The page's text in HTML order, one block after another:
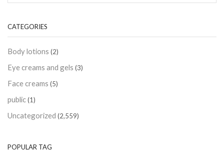
CATEGORIES
Body lotions (2)
Eye creams and gels (3)
Face creams (5)
public(1)
Uncategorized (2,559)
POPULAR TAG